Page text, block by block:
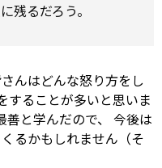
残るだろう。
んはどんな怒り方をし
することが多いと思いま
と学んだので、 今後は
るかもしれません（そ